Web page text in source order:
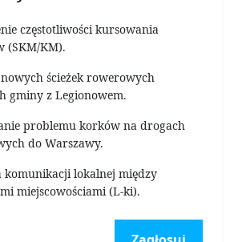
częstotliwości kursowania
(SKM/KM).
ścieżek rowerowych
gminy z Legionowem.
problemu korków na drogach
do Warszawy.
komunikacji lokalnej między
miejscowościami (L-ki).